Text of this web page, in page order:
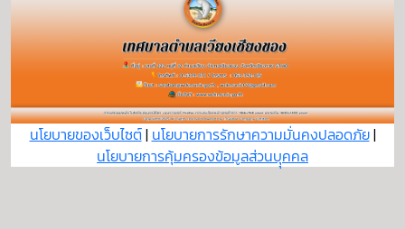
นโยบายของเว็บไซต์| นโยบายการรักษาความมั่นคงปลอดภัย|
นโยบายการคุ้มครองข้อมูลส่วนบุุคคล